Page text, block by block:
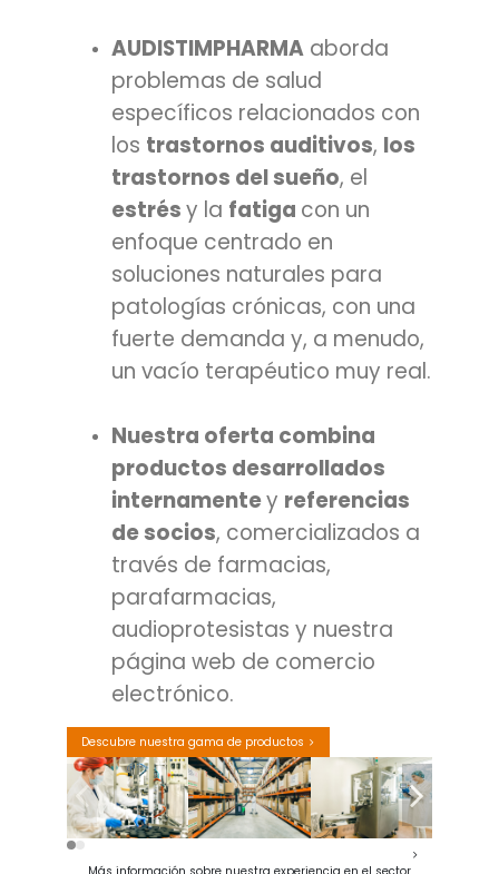
AUDISTIMPHARMAaborda
problemas de salud
específicos relacionados con
los trastornos auditivos, los
trastornos del sueño, el
estrésy la fatiga con un
enfoque centrado en
soluciones naturales para
patologías crónicas, con una
fuerte demanda y, a menudo,
un vacío terapéutico muy real.
Nuestra oferta combina
productos desarrollados
internamentey referencias
de socios, comercializados a
través de farmacias,
parafarmacias,
audioprotesistas y nuestra
página web de comercio
electrónico.
Descubre nuestra gama de productos